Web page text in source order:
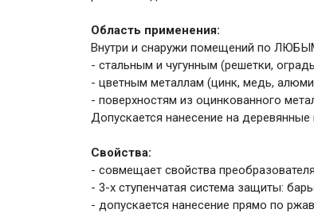
Область применения:
Внутри и снаружи помещений по
- стальным и чугунным (решетки,
- цветным металлам (цинк, медь,
- поверхностям из оцинкованного
Допускается нанесение на
Свойства:
- совмещает свойства
- 3-х ступенчатая система защиты:
- допускается нанесение прямо по